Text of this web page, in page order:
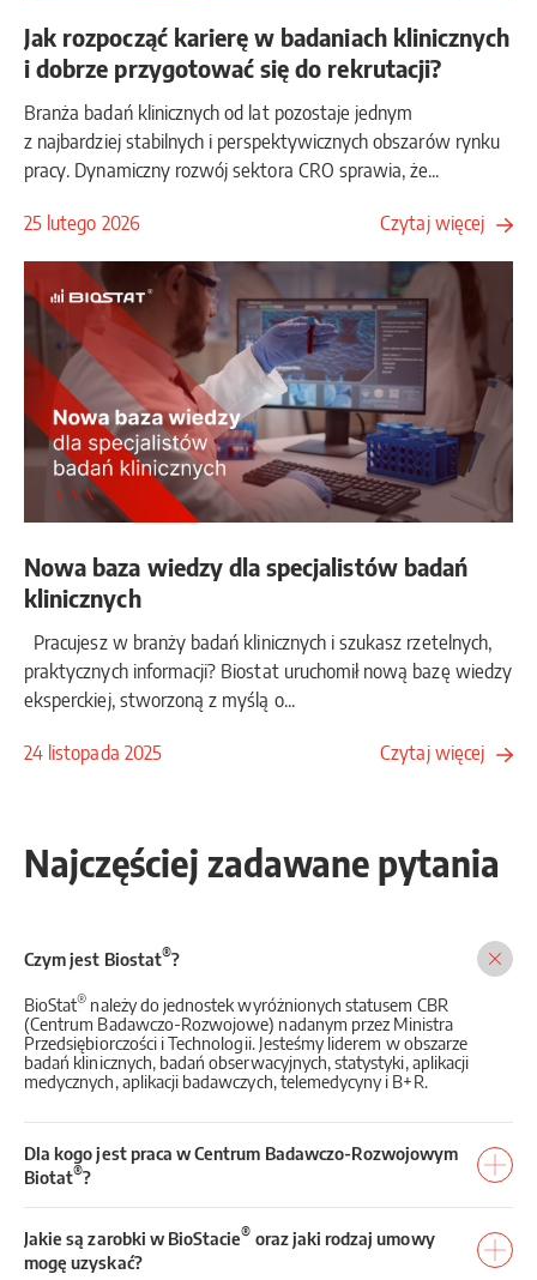
Jak rozpocząć karierę w badaniach klinicznych
i dobrze przygotować się do rekrutacji?
Branża badań klinicznych od lat pozostaje jednym
z najbardziej stabilnych i perspektywicznych obszarów rynku
pracy. Dynamiczny rozwój sektora CRO sprawia, że...
25 lutego 2026 Czytaj więcej
Nowa baza wiedzy dla specjalistów badań
klinicznych
Pracujesz w branży badań klinicznych i szukasz rzetelnych,
praktycznych informacji? Biostat uruchomił nową bazę wiedzy
eksperckiej, stworzoną z myślą o...
24 listopada 2025 Czytaj więcej
Najczęściej zadawane pytania
Czym jest Biostat®?
BioStat® należy do jednostek wyróżnionych statusem CBR
(Centrum Badawczo-Rozwojowe) nadanym przez Ministra
Przedsiębiorczości i Technologii. Jesteśmy liderem w obszarze
badań klinicznych, badań obserwacyjnych, statystyki, aplikacji
medycznych, aplikacji badawczych, telemedycyny i B+R.
Dla kogo jest praca w Centrum Badawczo-Rozwojowym
Biotat®?
Jakie są zarobki w BioStacie® oraz jaki rodzaj umowy
mogę uzyskać?